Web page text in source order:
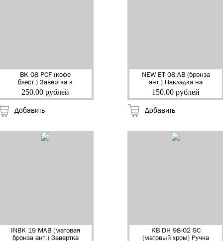
BK 08 PCF (кофе
блест.) Завертка к
ручкам "RENZ"
250.00 рублей
Добавить
NEW ET 08 AB (бронза
ант.) Накладка на
цилиндр "RENZ"
(12/120)
150.00 рублей
Добавить
INBK 19 MAB (матовая
бронза ант.) Завертка
КВ DH 98-02 SC
(матовый хром) Ручка